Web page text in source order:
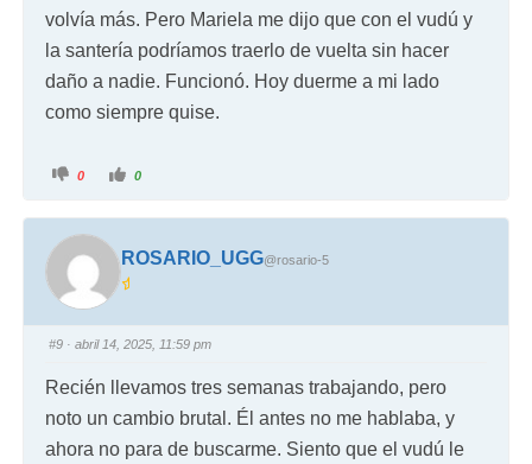
volvía más. Pero Mariela me dijo que con el vudú y
la santería podríamos traerlo de vuelta sin hacer
daño a nadie. Funcionó. Hoy duerme a mi lado
como siempre quise.
0 0
ROSARIO_UGG@rosario-5
#9 · abril 14, 2025, 11:59 pm
Recién llevamos tres semanas trabajando, pero
noto un cambio brutal. Él antes no me hablaba, y
ahora no para de buscarme. Siento que el vudú le